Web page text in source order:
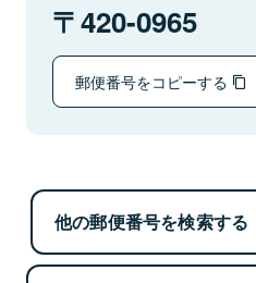
420-0965
郵便番号をコピーする
他の郵便番号を検索する